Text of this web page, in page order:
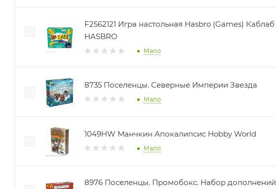
F2562121 Игра настольная Hasbro (Games) Каблаб
HASBRO
Мало
8735 Поселенцы. Северные Империи Звезда
Мало
1049HW Манчкин Апокалипсис Hobby World
Мало
8976 Поселенцы. Промобокс. Набор дополнений